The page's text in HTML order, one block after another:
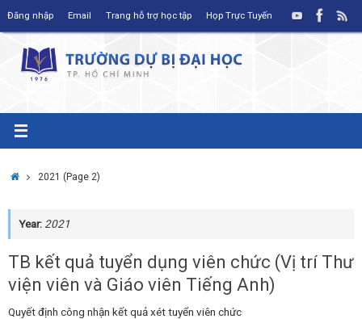
Đăng nhập Email Trang hỗ trợ học tập Họp Trực Tuyến
Home2021 (Page 2)
Year: 2021
TB kết quả tuyển dụng viên chức (Vị trí Thư
viện viên và Giáo viên Tiếng Anh)
Quyết định công nhận kết quả xét tuyển viên chức